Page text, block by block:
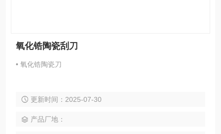
氧化锆陶瓷刮刀
• 氧化锆陶瓷刀
更新时间：2025-07-30
产品厂地：